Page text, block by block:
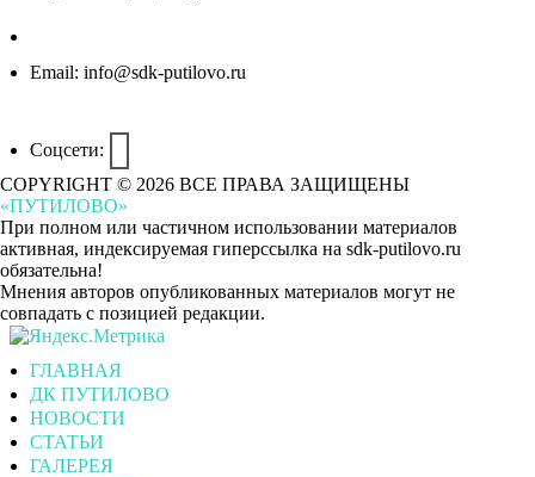
Email: info@sdk-putilovo.ru
Соцсети:
COPYRIGHT © 2026 ВСЕ ПРАВА ЗАЩИЩЕНЫ
«ПУТИЛОВО»
При полном или частичном использовании материалов
активная, индексируемая гиперссылка на sdk-putilovo.ru
обязательна!
Мнения авторов опубликованных материалов могут не
совпадать с позицией редакции.
ГЛАВНАЯ
ДК ПУТИЛОВО
НОВОСТИ
СТАТЬИ
ГАЛЕРЕЯ